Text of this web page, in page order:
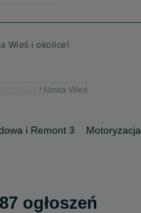
Wieś i okolice!
Nowa Wieś
i Remont 3 Motoryzacja
ogłoszeń